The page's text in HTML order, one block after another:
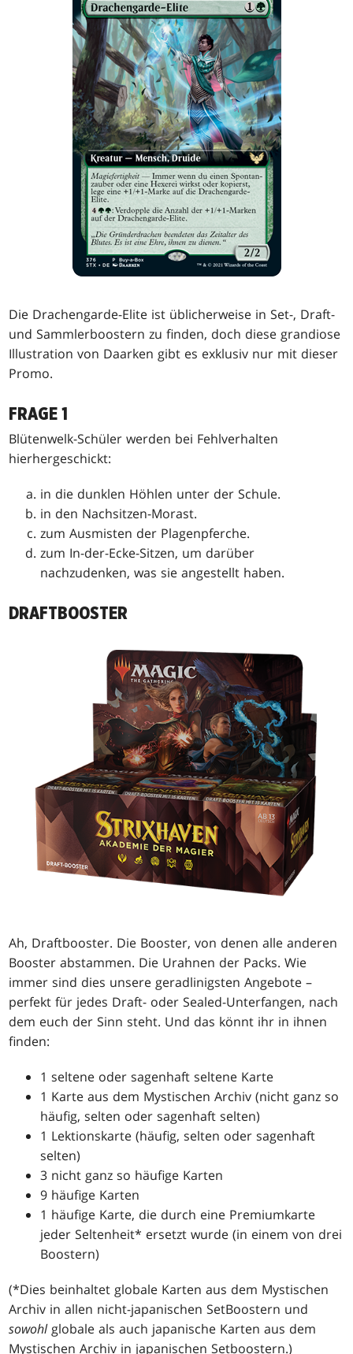
Die Drachengarde-Elite ist üblicherweise in Set-, Draft-
und Sammlerboostern zu finden, doch diese grandiose
Illustration von Daarken gibt es exklusiv nur mit dieser
Promo.
FRAGE 1
Blütenwelk-Schüler werden bei Fehlverhalten
hierhergeschickt:
in die dunklen Höhlen unter der Schule.
in den Nachsitzen-Morast.
zum Ausmisten der Plagenpferche.
zum In-der-Ecke-Sitzen, um darüber
nachzudenken, was sie angestellt haben.
DRAFTBOOSTER
Ah, Draftbooster. Die Booster, von denen alle anderen
Booster abstammen. Die Urahnen der Packs. Wie
immer sind dies unsere geradlinigsten Angebote –
perfekt für jedes Draft- oder Sealed-Unterfangen, nach
dem euch der Sinn steht. Und das könnt ihr in ihnen
finden:
1 seltene oder sagenhaft seltene Karte
1 Karte aus dem Mystischen Archiv (nicht ganz so
häufig, selten oder sagenhaft selten)
1 Lektionskarte (häufig, selten oder sagenhaft
selten)
3 nicht ganz so häufige Karten
9 häufige Karten
1 häufige Karte, die durch eine Premiumkarte
jeder Seltenheit* ersetzt wurde (in einem von drei
Boostern)
(*Dies beinhaltet globale Karten aus dem Mystischen
Archiv in allen nicht-japanischen SetBoostern und
sowohlglobale als auch japanische Karten aus dem
Mystischen Archiv in japanischen Setboostern.)